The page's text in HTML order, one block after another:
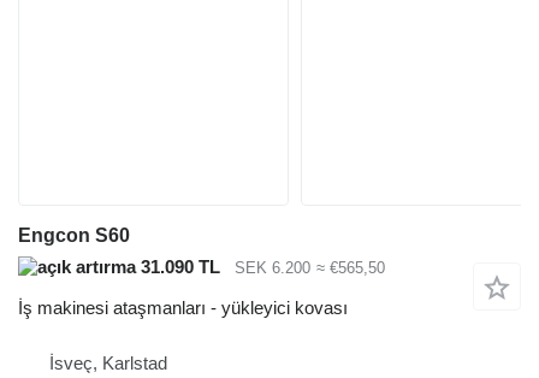
Engcon S60
31.090 TL
SEK 6.200 ≈ €565,50
İş makinesi ataşmanları - yükleyici kovası
İsveç, Karlstad